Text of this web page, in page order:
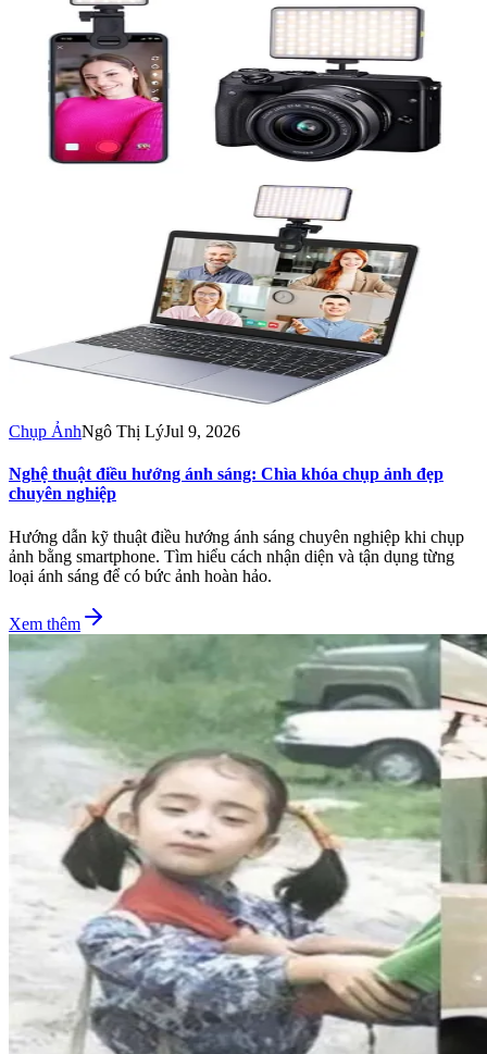
Chụp ẢnhNgô Thị LýJul 9, 2026
Nghệ thuật điều hướng ánh sáng: Chìa khóa chụp ảnh đẹp
chuyên nghiệp
Hướng dẫn kỹ thuật điều hướng ánh sáng chuyên nghiệp khi chụp
ảnh bằng smartphone. Tìm hiểu cách nhận diện và tận dụng từng
loại ánh sáng để có bức ảnh hoàn hảo.
Xem thêm